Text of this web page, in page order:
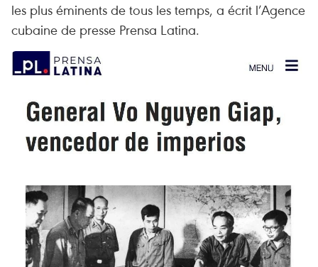
les plus éminents de tous les temps, a écrit l’Agence
cubaine de presse Prensa Latina.